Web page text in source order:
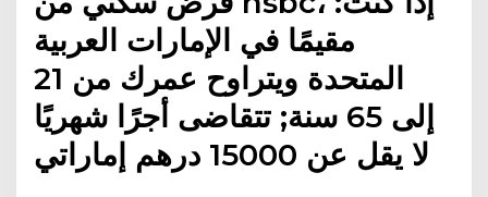
مقيمًا في الإمارات العربية
المتحدة ويتراوح عمرك من 21
إلى 65 سنة; تتقاضى أجرًا شهريًا
لا يقل عن 15000 درهم إماراتي